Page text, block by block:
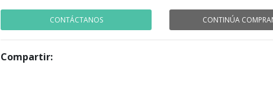
CONTÁCTANOS CONTINÚA
Compartir: